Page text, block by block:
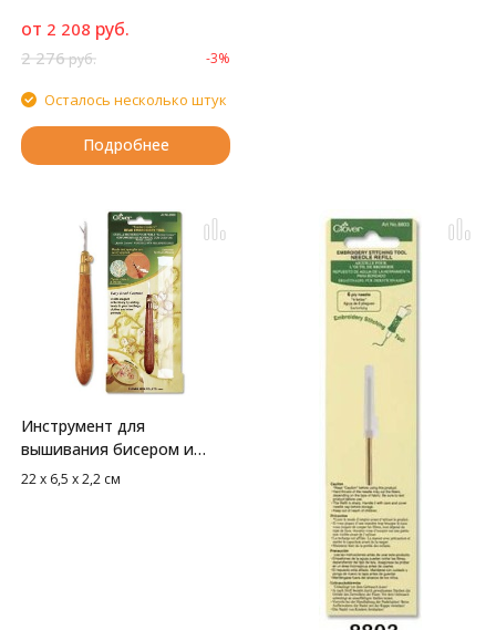
от 2 208 руб.
2 276руб. -3%
Осталось несколько штук
Подробнее
Инструмент для
вышивания бисером и
пайетками
22 х 6,5 х 2,2 см